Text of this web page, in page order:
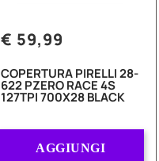
€ 59,99
COPERTURA PIRELLI 28-
622 PZERO RACE 4S
127TPI 700X28 BLACK
AGGIUNGI